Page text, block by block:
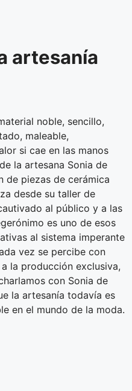
artesanía
noble, sencillo,
maleable,
si cae en las manos
la artesana Sonia de
de piezas de cerámica
desde su taller de
al público y a las
es uno de esos
al sistema imperante
vez se percibe con
la producción exclusiva,
con Sonia de
la artesanía todavía es
en el mundo de la moda.